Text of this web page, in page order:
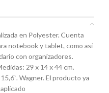
en Polyester. Cuenta
notebook y tablet, como asi
con organizadores.
29 x 14 x 44 cm.
Wagner. El producto ya